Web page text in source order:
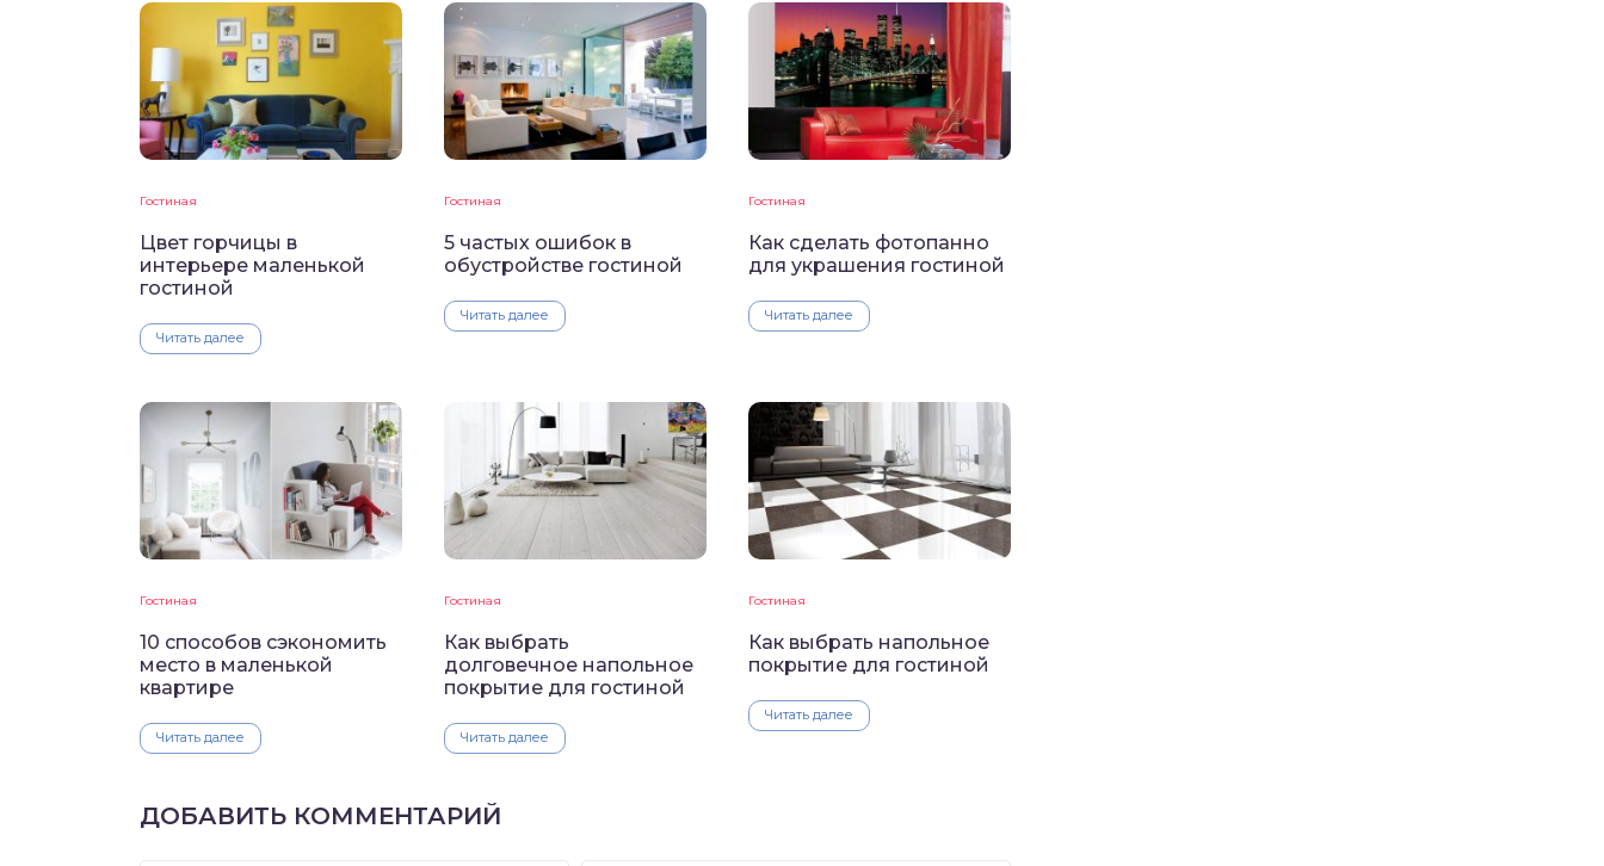
Гостиная
Цвет горчицы в
интерьере маленькой
гостиной
Читать далее
Гостиная
5 частых ошибок в
обустройстве гостиной
Читать далее
Гостиная
Как сделать фотопанно
для украшения гостиной
Читать далее
Гостиная
10 способов сэкономить
место в маленькой
квартире
Читать далее
Гостиная
Как выбрать
долговечное напольное
покрытие для гостиной
Читать далее
Гостиная
Как выбрать напольное
покрытие для гостиной
Читать далее
ДОБАВИТЬ КОММЕНТАРИЙ